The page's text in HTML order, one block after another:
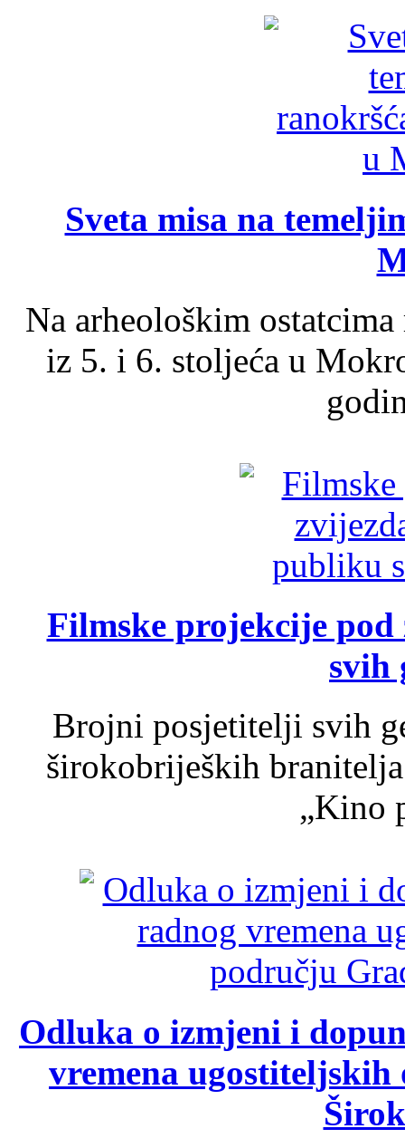
Sveta misa na
Na arheološkim
iz 5. i 6. stoljeća u
Filmske projekcije
svih
Brojni posjetitelji svih
širokobrijeških
„Kino
Odluka o izmjeni i
vremena